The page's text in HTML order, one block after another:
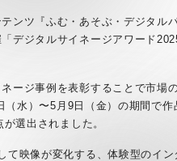
ンツ『ふむ・あそぶ・デジタル
デジタルサイネージアワード
ージ事例を表彰することで市場
水）〜5月9日（金）の期間で作
選出されました。
映像が変化する、体験型のイン